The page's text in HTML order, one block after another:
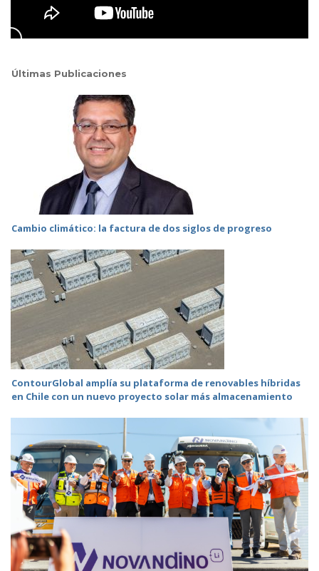
Últimas Publicaciones
Cambio climático: la factura de dos siglos de progreso
ContourGlobal amplía su plataforma de renovables híbridas
en Chile con un nuevo proyecto solar más almacenamiento